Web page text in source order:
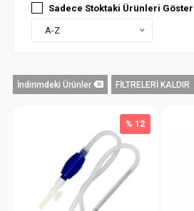
Sadece Stoktaki Ürünleri Göster
A-Z
İndirimdeki Ürünler FİLTRELERİ KALDIR
% 12